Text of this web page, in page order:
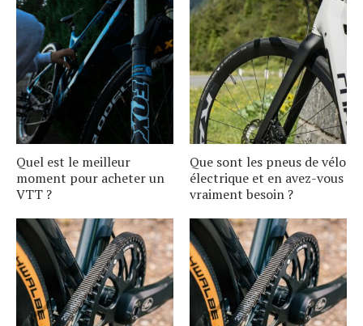
Quel est le meilleur
moment pour acheter un
VTT ?
Que sont les pneus de vélo
électrique et en avez-vous
vraiment besoin ?